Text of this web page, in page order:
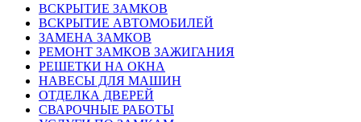
ВСКРЫТИЕ ЗАМКОВ
ВСКРЫТИЕ АВТОМОБИЛЕЙ
ЗАМЕНА ЗАМКОВ
РЕМОНТ ЗАМКОВ ЗАЖИГАНИЯ
РЕШЕТКИ НА ОКНА
НАВЕСЫ ДЛЯ МАШИН
ОТДЕЛКА ДВЕРЕЙ
СВАРОЧНЫЕ РАБОТЫ